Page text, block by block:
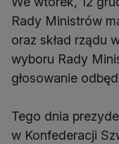
Rady Ministrów
oraz skład rządu
wyboru Rady
głosowanie
Tego dnia
w Konfederacji